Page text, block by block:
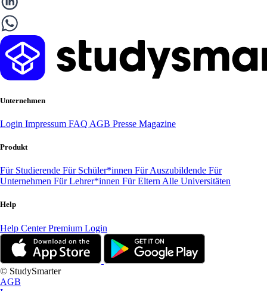
Unternehmen
Login Impressum FAQ AGB Presse Magazine
Produkt
Für Studierende Für Schüler*innen Für Auszubildende Für
Unternehmen Für Lehrer*innen Für Eltern Alle Universitäten
Help
Help CenterPremium Login
© StudySmarter
AGB